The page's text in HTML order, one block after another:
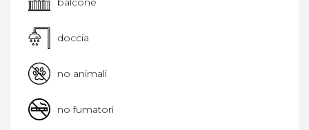
doccia
no animali
no fumatori